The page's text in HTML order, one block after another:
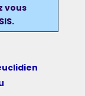
vous